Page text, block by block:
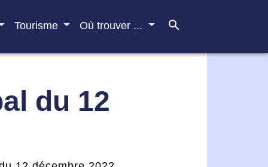
Tourisme Où trouver ... search
du 12